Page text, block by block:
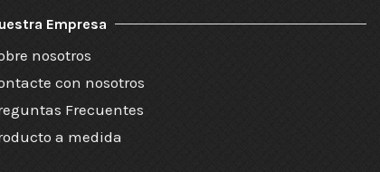
Empresa
nosotros
con nosotros
Frecuentes
a medida